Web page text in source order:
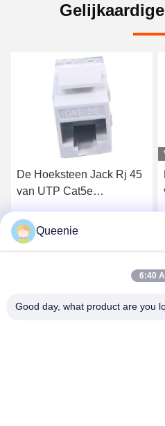
De Hoeksteen Jack Rj 45
van UTP Cat5e
de Hoeksteenmodule 50u
Queenie
6:40
Good day, what product are you